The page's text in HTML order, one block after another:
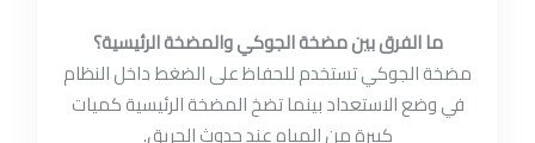
ما الفرق بين مضخة الجوكي والمضخة الرئيسية؟
مضخة الجوكي تستخدم للحفاظ على الضغط داخل النظام
في وضع الاستعداد بينما تضخ المضخة الرئيسية كميات
كبيرة من المياه عند حدوث الحريق.